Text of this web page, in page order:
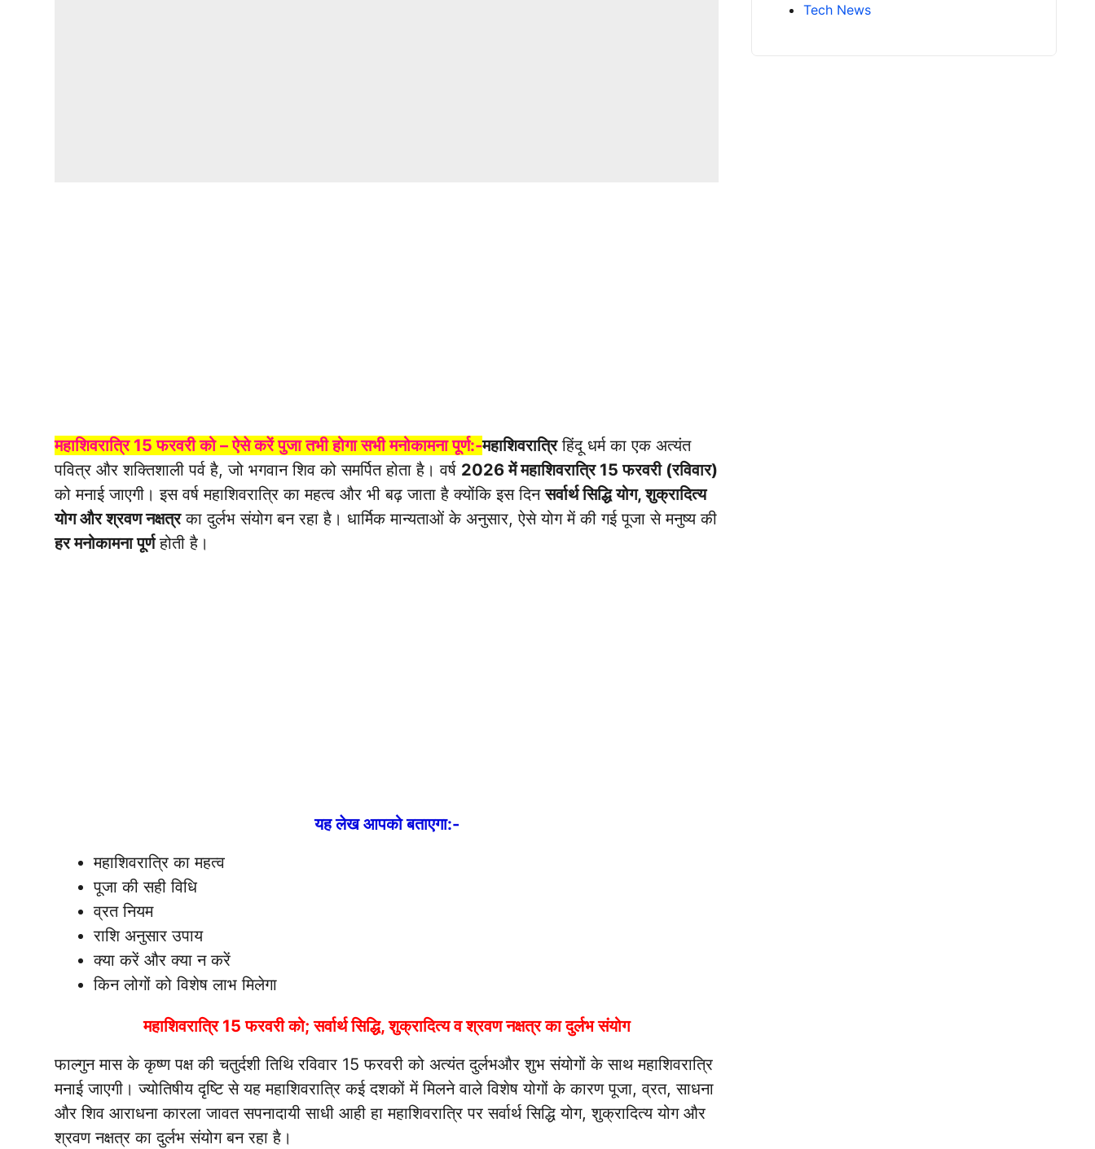
महाशिवरात्रि 15 फरवरी को – ऐसे करें पुजा तभी होगा सभी मनोकामना पूर्ण:-महाशिवरात्रिहिंदू धर्म का एक अत्यंत
पवित्र और शक्तिशाली पर्व है, जो भगवान शिव को समर्पित होता है। वर्ष 2026 में महाशिवरात्रि 15 फरवरी (रविवार)
को मनाई जाएगी। इस वर्ष महाशिवरात्रि का महत्व और भी बढ़ जाता है क्योंकि इस दिनसर्वार्थ सिद्धि योग, शुक्रादित्य
योग और श्रवण नक्षत्रका दुर्लभ संयोग बन रहा है। धार्मिक मान्यताओं के अनुसार, ऐसे योग में की गई पूजा से मनुष्य की
हर मनोकामना पूर्णहोती है।
यह लेख आपको बताएगा:-
महाशिवरात्रि का महत्व
पूजा की सही विधि
व्रत नियम
राशि अनुसार उपाय
क्या करें और क्या न करें
किन लोगों को विशेष लाभ मिलेगा
महाशिवरात्रि 15 फरवरी को; सर्वार्थ सिद्धि, शुक्रादित्य व श्रवण नक्षत्र का दुर्लभ संयोग
फाल्गुन मास के कृष्ण पक्ष की चतुर्दशी तिथि रविवार 15 फरवरी को अत्यंत दुर्लभऔर शुभ संयोगों के साथ महाशिवरात्रि
मनाई जाएगी। ज्योतिषीय दृष्टि से यह महाशिवरात्रि कई दशकों में मिलने वाले विशेष योगों के कारण पूजा, व्रत, साधना
और शिव आराधना कारला जावत सपनादायी साधी आही हा महाशिवरात्रि पर सर्वार्थ सिद्धि योग, शुक्रादित्य योग और
श्रवण नक्षत्र का दुर्लभ संयोग बन रहा है।
Tech News